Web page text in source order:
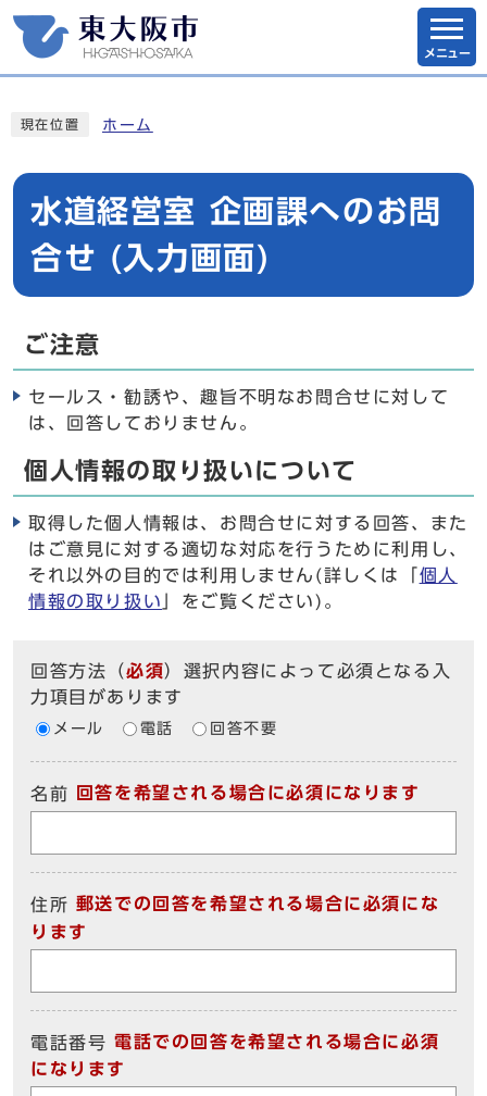
メニュー
現在位置 ホーム
水道経営室 企画課へのお問
合せ (入力画面)
ご注意
セールス・勧誘や、趣旨不明なお問合せに対して
は、回答しておりません。
個人情報の取り扱いについて
取得した個人情報は、お問合せに対する回答、また
はご意見に対する適切な対応を行うために利用し、
それ以外の目的では利用しません(詳しくは「 個人
情報の取り扱い
」をご覧ください)。
回答方法 （必須）選択内容によって必須となる入
力項目があります
メール 電話 回答不要
名前 回答を希望される場合に必須になります
住所 郵送での回答を希望される場合に必須にな
ります
電話番号 電話での回答を希望される場合に必須
になります